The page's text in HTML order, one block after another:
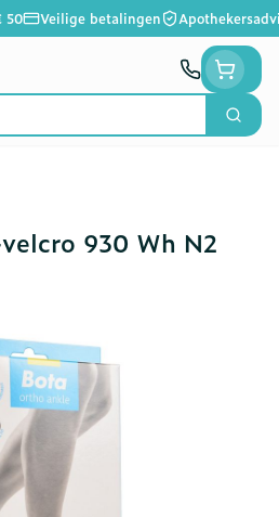
50 Veilige betalingen
Zoek
930 Wh N2